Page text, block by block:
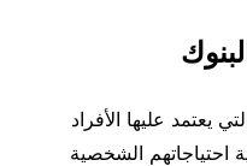
يعتمد عليها الأفراد
احتياجاتهم الشخصية